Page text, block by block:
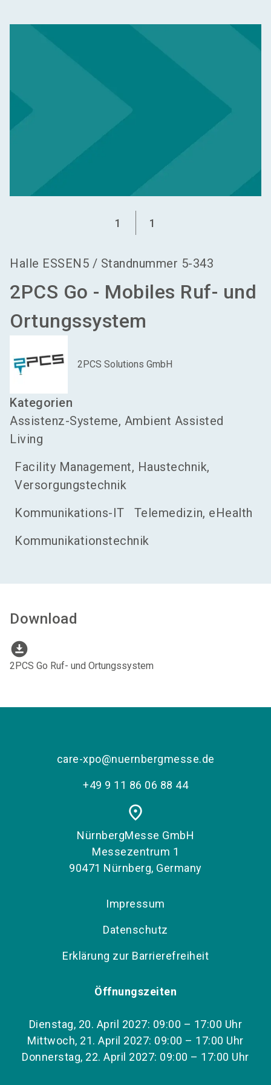
1 1
Halle ESSEN5 / Standnummer 5-343
2PCS Go - Mobiles Ruf- und
Ortungssystem
2PCS Solutions GmbH
Kategorien
Assistenz-Systeme, Ambient Assisted
Living
Facility Management, Haustechnik,
Versorgungstechnik
Kommunikations-IT
Telemedizin, eHealth
Kommunikationstechnik
Download
download_for_offline
2PCS Go Ruf- und Ortungssystem
care-xpo@nuernbergmesse.de
+49 9 11 86 06 88 44
place
NürnbergMesse GmbH
Messezentrum 1
90471 Nürnberg, Germany
Impressum
Datenschutz
Erklärung zur Barrierefreiheit
Öffnungszeiten
Dienstag, 20. April 2027: 09:00 – 17:00 Uhr
Mittwoch, 21. April 2027: 09:00 – 17:00 Uhr
Donnerstag, 22. April 2027: 09:00 – 17:00 Uhr